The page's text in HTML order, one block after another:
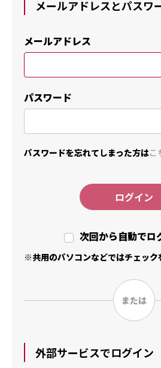
メールアドレスとパスワ
メールアドレス
パスワード
パスワードを忘れてしまった方はこ
ログイン
次回から自動でロ
※共用のパソコンなどではチェック
外部サービスでログイン